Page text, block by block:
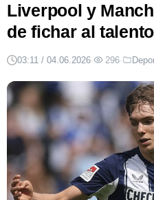
Liverpool y
de fichar al
03:11 / 04.06.2026· 296·